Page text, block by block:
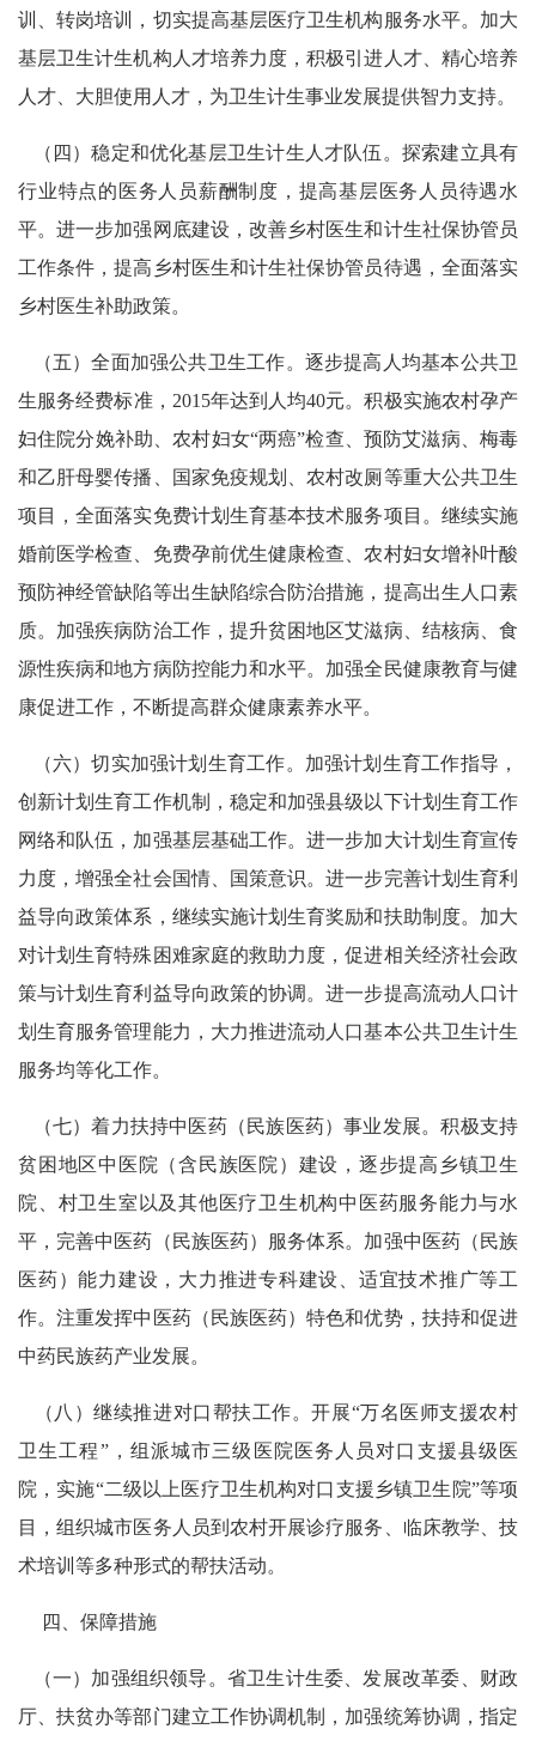
训、转岗培训，切实提高基层医疗卫生机构服务水平。加大
基层卫生计生机构人才培养力度，积极引进人才、精心培养
人才、大胆使用人才，为卫生计生事业发展提供智力支持。
（四）稳定和优化基层卫生计生人才队伍。探索建立具有
行业特点的医务人员薪酬制度，提高基层医务人员待遇水
平。进一步加强网底建设，改善乡村医生和计生社保协管员
工作条件，提高乡村医生和计生社保协管员待遇，全面落实
乡村医生补助政策。
（五）全面加强公共卫生工作。逐步提高人均基本公共卫
生服务经费标准，2015年达到人均40元。积极实施农村孕产
妇住院分娩补助、农村妇女“两癌”检查、预防艾滋病、梅毒
和乙肝母婴传播、国家免疫规划、农村改厕等重大公共卫生
项目，全面落实免费计划生育基本技术服务项目。继续实施
婚前医学检查、免费孕前优生健康检查、农村妇女增补叶酸
预防神经管缺陷等出生缺陷综合防治措施，提高出生人口素
质。加强疾病防治工作，提升贫困地区艾滋病、结核病、食
源性疾病和地方病防控能力和水平。加强全民健康教育与健
康促进工作，不断提高群众健康素养水平。
（六）切实加强计划生育工作。加强计划生育工作指导，
创新计划生育工作机制，稳定和加强县级以下计划生育工作
网络和队伍，加强基层基础工作。进一步加大计划生育宣传
力度，增强全社会国情、国策意识。进一步完善计划生育利
益导向政策体系，继续实施计划生育奖励和扶助制度。加大
对计划生育特殊困难家庭的救助力度，促进相关经济社会政
策与计划生育利益导向政策的协调。进一步提高流动人口计
划生育服务管理能力，大力推进流动人口基本公共卫生计生
服务均等化工作。
（七）着力扶持中医药（民族医药）事业发展。积极支持
贫困地区中医院（含民族医院）建设，逐步提高乡镇卫生
院、村卫生室以及其他医疗卫生机构中医药服务能力与水
平，完善中医药（民族医药）服务体系。加强中医药（民族
医药）能力建设，大力推进专科建设、适宜技术推广等工
作。注重发挥中医药（民族医药）特色和优势，扶持和促进
中药民族药产业发展。
（八）继续推进对口帮扶工作。开展“万名医师支援农村
卫生工程”，组派城市三级医院医务人员对口支援县级医
院，实施“二级以上医疗卫生机构对口支援乡镇卫生院”等项
目，组织城市医务人员到农村开展诊疗服务、临床教学、技
术培训等多种形式的帮扶活动。
四、保障措施
（一）加强组织领导。省卫生计生委、发展改革委、财政
厅、扶贫办等部门建立工作协调机制，加强统筹协调，指定